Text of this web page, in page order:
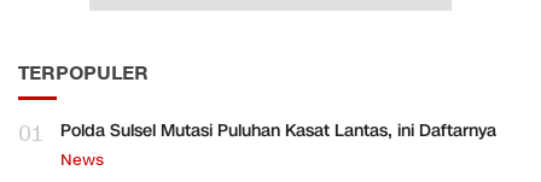
TERPOPULER
01 Polda Sulsel Mutasi Puluhan Kasat Lantas, ini Daftarnya
News